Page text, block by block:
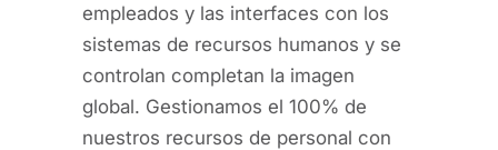
empleados y las interfaces con los
sistemas de recursos humanos y se
controlan completan la imagen
global. Gestionamos el 100% de
nuestros recursos de personal con